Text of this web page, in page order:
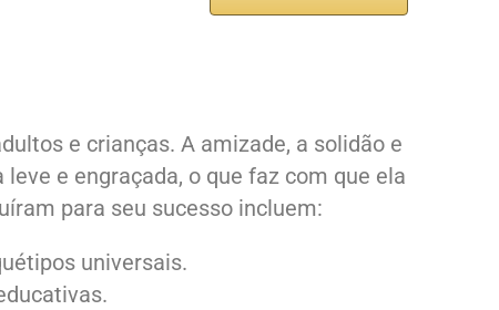
e crianças. A amizade, a solidão e
e engraçada, o que faz com que ela
para seu sucesso incluem:
universais.